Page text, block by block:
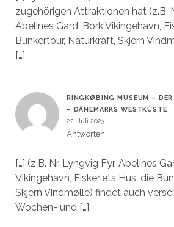
zugehörigen Attraktionen hat (z.B.
Abelines Gard, Bork Vikingehavn,
Bunkertour, Naturkraft, Skjern
[…]
RINGKØBING MUSEUM –
– DÄNEMARKS WESTKÜSTE
22. Juli 2023
Antworten
[…] (z.B. Nr. Lyngvig Fyr, Abelines
Vikingehavn, Fiskeriets Hus, die
Skjern Vindmølle) findet auch
Wochen- und […]